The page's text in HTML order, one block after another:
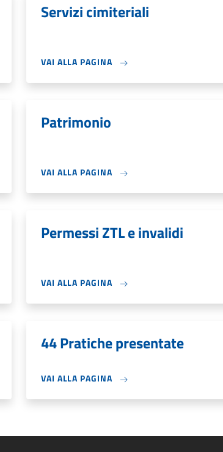
Servizi cimiteriali
VAI ALLA PAGINA
Patrimonio
VAI ALLA PAGINA
Permessi ZTL e invalidi
VAI ALLA PAGINA
44 Pratiche presentate
VAI ALLA PAGINA